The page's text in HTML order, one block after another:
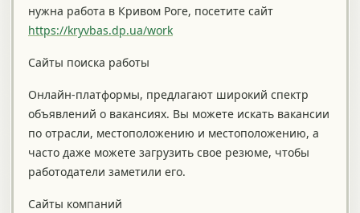
нужна работа в Кривом Роге, посетите сайт
https://kryvbas.dp.ua/work
Сайты поиска работы
Онлайн-платформы, предлагают широкий спектр
объявлений о вакансиях. Вы можете искать вакансии
по отрасли, местоположению и местоположению, а
часто даже можете загрузить свое резюме, чтобы
работодатели заметили его.
Сайты компаний